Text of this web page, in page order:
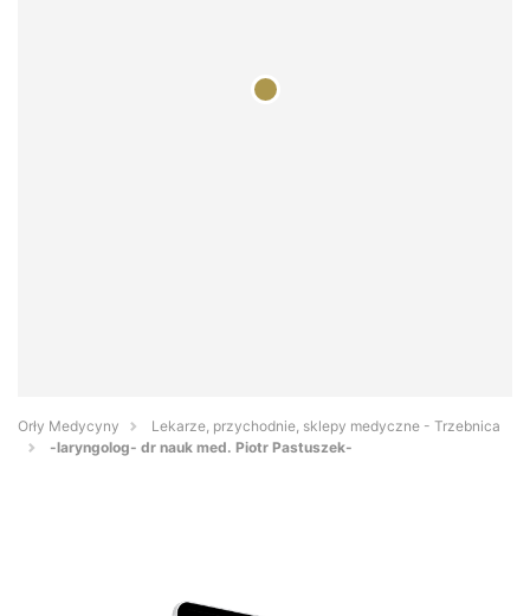
Orły Medycyny
Lekarze, przychodnie, sklepy medyczne - Trzebnica
-laryngolog- dr nauk med. Piotr Pastuszek-